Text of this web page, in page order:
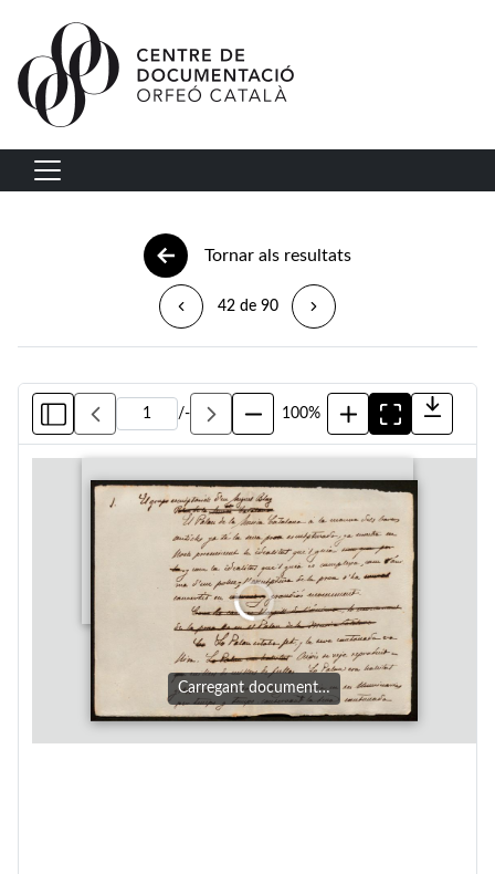
Vés al contingut
Navegació principal
Tornar als resultats
42 de 90
/- 100%
Carregant document…